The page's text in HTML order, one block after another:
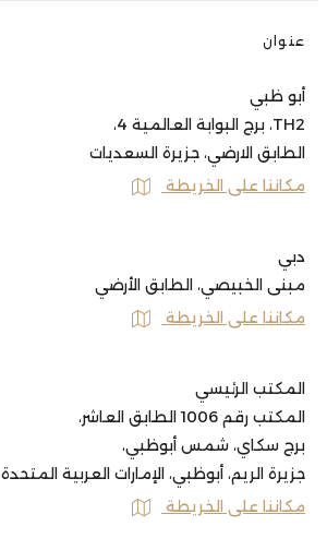
عنوان
أبو ظبي
TH2، برج البوابة العالمية 4،
الطابق الارضي، جزيرة السعديات
مكاننا على الخريطة
دبي
مبنى الخبيصي، الطابق الأرضي
مكاننا على الخريطة
المكتب الرئيسي
المكتب رقم 1006 الطابق العاشر،
برج سكاي، شمس أبوظبي،
جزيرة الريم، أبوظبي، الإمارات العربية المتحدة
مكاننا على الخريطة